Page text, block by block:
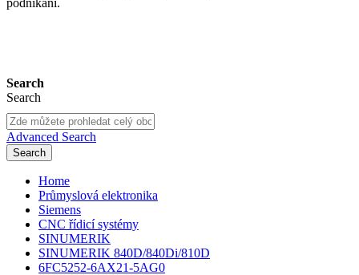
podnikání.
Search
Search
Advanced Search
Search
Home
Průmyslová elektronika
Siemens
CNC řídicí systémy
SINUMERIK
SINUMERIK 840D/840Di/810D
6FC5252-6AX21-5AG0